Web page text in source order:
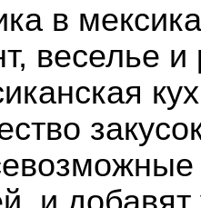
в
веселье